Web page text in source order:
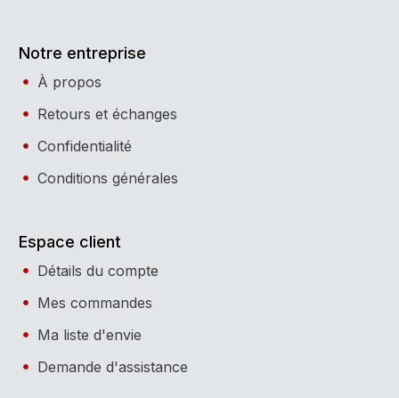
Notre entreprise
À propos
Retours et échanges
Confidentialité
Conditions générales
Espace client
Détails du compte
Mes commandes
Ma liste d'envie
Demande d'assistance